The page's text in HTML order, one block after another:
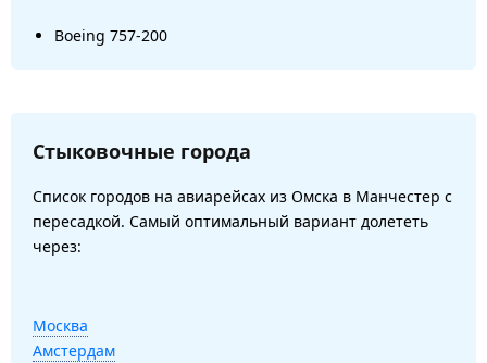
Boeing 757-200
Стыковочные города
Список городов на авиарейсах из Омска в Манчестер с
пересадкой. Самый оптимальный вариант долететь
через:
Москва
Амстердам